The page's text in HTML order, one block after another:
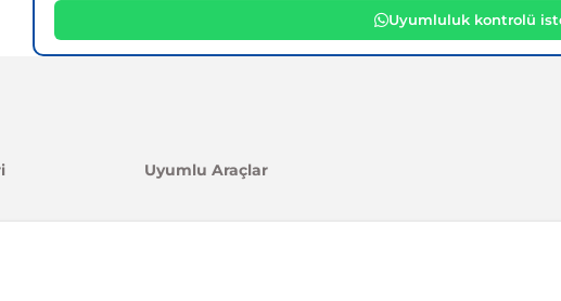
Uyumluluk kontrolü
Uyumlu Araçlar